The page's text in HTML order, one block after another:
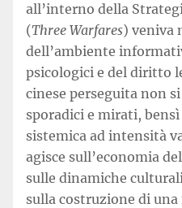
all’interno della
(Three Warfares) veniva
dell’ambiente
psicologici e del diritto
cinese perseguita non
sporadici e mirati,
sistemica ad intensità
agisce sull’economia
sulle dinamiche
sulla costruzione di